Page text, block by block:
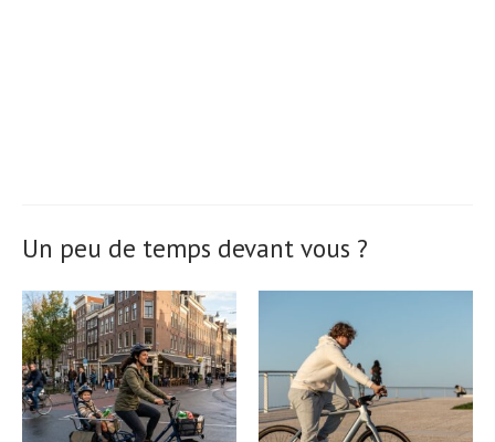
Un peu de temps devant vous ?